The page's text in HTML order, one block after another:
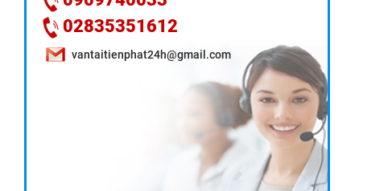
02835351612
vantaitienphat24h@gmail.com
DỊCH VỤ VẬN CHUYỂN TRÁI CÂY CẦN THƠ ĐI